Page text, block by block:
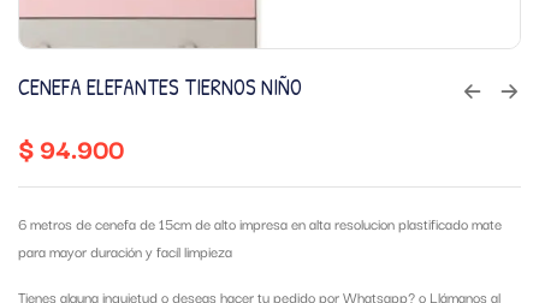
CENEFA ELEFANTES TIERNOS NIÑO
$94.900
6 metros de cenefa de 15cm de alto impresa en alta resolucion plastificado mate
para mayor duración y facíl limpieza
Tienes alguna inquietud o deseas hacer tu pedido por Whatsapp?o Llámanos al